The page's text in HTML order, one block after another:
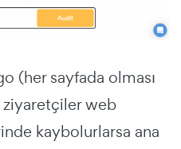
(her sayfada olması
ziyaretçiler web
kaybolurlarsa ana